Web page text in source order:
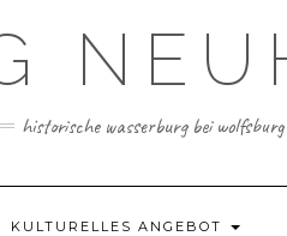
historische wasserburg bei wolfsburg
KULTURELLES ANGEBOT